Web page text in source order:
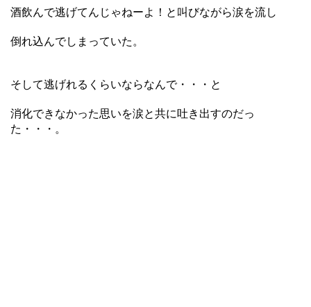
酒飲んで逃げてんじゃねーよ！と叫びながら涙を流し
倒れ込んでしまっていた。
そして逃げれるくらいならなんで・・・と
消化できなかった思いを涙と共に吐き出すのだっ
た・・・。